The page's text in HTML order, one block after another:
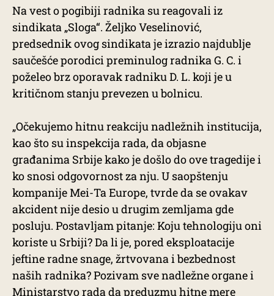
Na vest o pogibiji radnika su reagovali iz
sindikata „Sloga“. Željko Veselinović,
predsednik ovog sindikata je izrazio najdublje
saučešće porodici preminulog radnika G. C. i
poželeo brz oporavak radniku D. L. koji je u
kritičnom stanju prevezen u bolnicu.
„Očekujemo hitnu reakciju nadležnih institucija,
kao što su inspekcija rada, da objasne
građanima Srbije kako je došlo do ove tragedije i
ko snosi odgovornost za nju. U saopštenju
kompanije Mei-Ta Europe, tvrde da se ovakav
akcident nije desio u drugim zemljama gde
posluju. Postavljam pitanje: Koju tehnologiju oni
koriste u Srbiji? Da li je, pored eksploatacije
jeftine radne snage, žrtvovana i bezbednost
naših radnika? Pozivam sve nadležne organe i
Ministarstvo rada da preduzmu hitne mere